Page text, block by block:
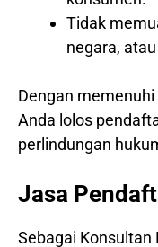
Tidak
negara,
Dengan
Anda lolos
perlindungan
Jasa
Sebagai Konsultan